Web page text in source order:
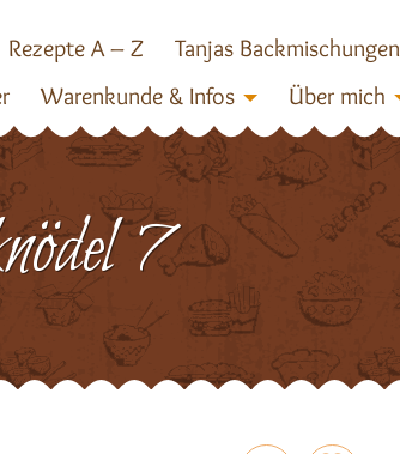
Rezepte A – Z Tanjas Backmischungen
Warenkunde & Infos Über mich
7